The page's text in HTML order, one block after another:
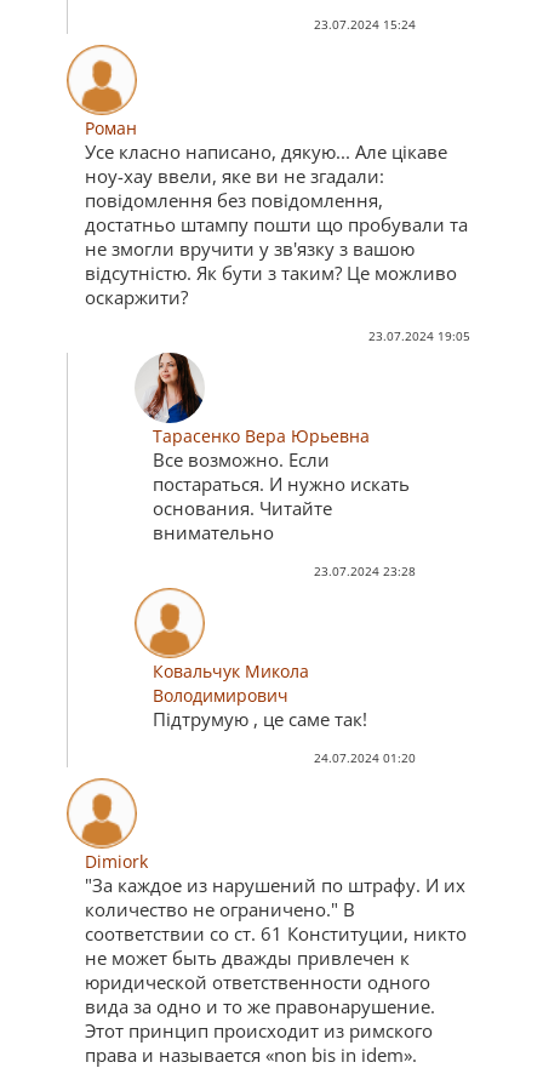
23.07.2024 15:24
Роман
Усе класно написано, дякую... Але цікаве
ноу-хау ввели, яке ви не згадали:
повідомлення без повідомлення,
достатньо штампу пошти що пробували та
не змогли вручити у зв'язку з вашою
відсутністю. Як бути з таким? Це можливо
оскаржити?
23.07.2024 19:05
Тарасенко Вера Юрьевна
Все возможно. Если
постараться. И нужно искать
основания. Читайте
внимательно
23.07.2024 23:28
Ковальчук Микола
Володимирович
Підтрумую , це саме так!
24.07.2024 01:20
Dimiork
"За каждое из нарушений по штрафу. И их
количество не ограничено." В
соответствии со ст. 61 Конституции, никто
не может быть дважды привлечен к
юридической ответственности одного
вида за одно и то же правонарушение.
Этот принцип происходит из римского
права и называется «non bis in idem».